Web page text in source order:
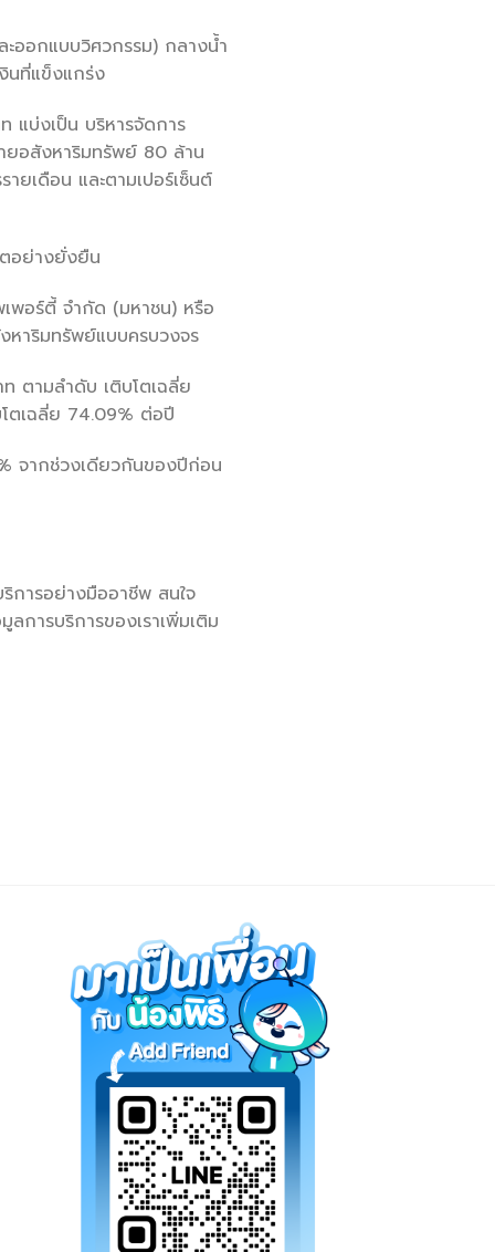
ออกแบบวิศวกรรม) กลางน้ำ
นที่แข็งแกร่ง
แบ่งเป็น บริหารจัดการ
ยอสังหาริมทรัพย์ 80 ล้าน
ยเดือน และตามเปอร์เซ็นต์
ตอย่างยั่งยืน
พอร์ตี้ จำกัด (มหาชน) หรือ
หาริมทรัพย์แบบครบวงจร
ตามลำดับ เติบโตเฉลี่ย
ตเฉลี่ย 74.09% ต่อปี
จากช่วงเดียวกันของปีก่อน
ริการอย่างมืออาชีพ สนใจ
ลการบริการของเราเพิ่มเติม